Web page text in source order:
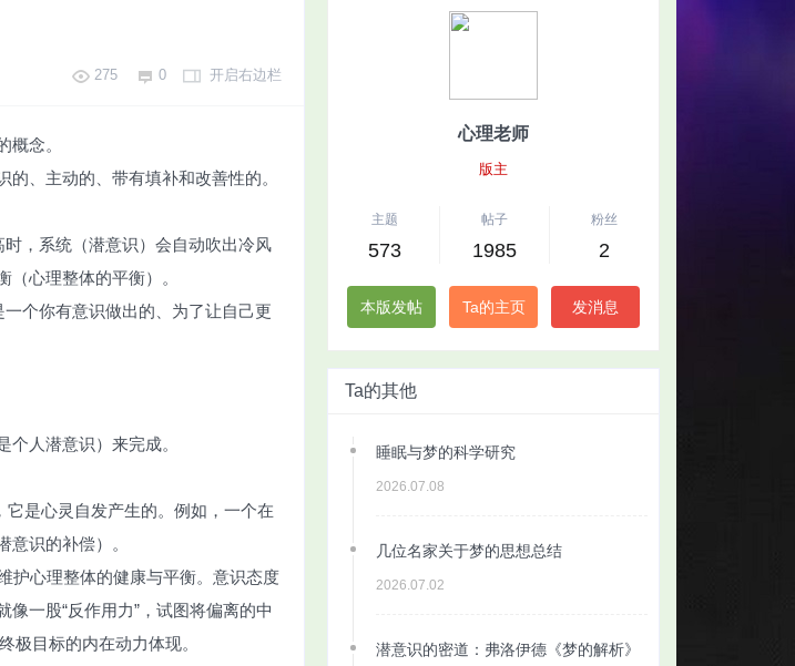
心理老师
版主
主题
573
帖子
1985
粉丝
2
本版发帖 Ta的主页 发消息
Ta的其他
睡眠与梦的科学研究
2026.07.08
几位名家关于梦的思想总结
2026.07.02
潜意识的密道：弗洛伊德《梦的解析》
开启右边栏
275 0
概念。
、主动的、带有填补和改善性的。
，系统（潜意识）会自动吹出冷风
心理整体的平衡）。
个你有意识做出的、为了让自己更
人潜意识）来完成。
它是心灵自发产生的。例如，一个在
识的补偿）。
护心理整体的健康与平衡。意识态度
一股“反作用力”，试图将偏离的中
极目标的内在动力体现。